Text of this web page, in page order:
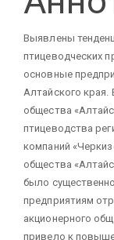
Выявлены
птицеводческих
основные
Алтайского края.
общества
птицеводства
компаний
общества
было
предприятиям
акционерного
привело к